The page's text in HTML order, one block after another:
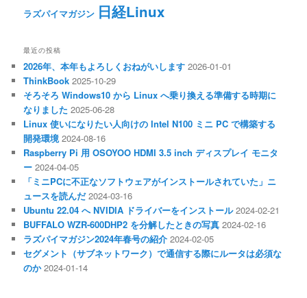
ラズパイマガジン 日経Linux
最近の投稿
2026年、本年もよろしくおねがいします 2026-01-01
ThinkBook 2025-10-29
そろそろ Windows10 から Linux へ乗り換える準備する時期に
なりました 2025-06-28
Linux 使いになりたい人向けの Intel N100 ミニ PC で構築する
開発環境 2024-08-16
Raspberry Pi 用 OSOYOO HDMI 3.5 inch ディスプレイ モニタ
ー 2024-04-05
「ミニPCに不正なソフトウェアがインストールされていた」ニ
ュースを読んだ 2024-03-16
Ubuntu 22.04 へ NVIDIA ドライバーをインストール 2024-02-21
BUFFALO WZR-600DHP2 を分解したときの写真 2024-02-16
ラズパイマガジン2024年春号の紹介 2024-02-05
セグメント（サブネットワーク）で通信する際にルータは必須な
のか 2024-01-14